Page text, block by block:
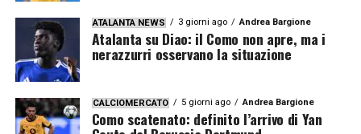
ATALANTA NEWS 3 giorni ago Andrea Bargione
Atalanta su Diao: il Como non apre, ma i
nerazzurri osservano la situazione
CALCIOMERCATO 5 giorni ago Andrea Bargione
Como scatenato: definito l’arrivo di Yan